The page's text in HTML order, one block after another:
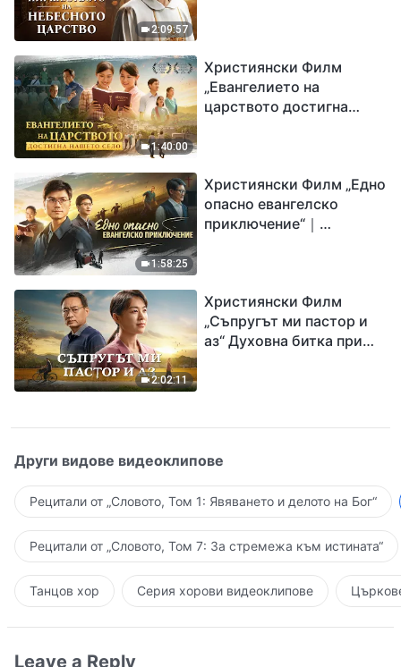
2:09:57
1:40:00
Християнски Филм
„Евангелието на
царството достигна
1:58:25
Християнски Филм „Едно
опасно евангелско
приключение“｜
Исус
2:02:11
Християнски Филм
„Съпругът ми пастор и
аз“ Духовна битка при
Други видове видеоклипове
Рецитали от „Словото, Том 1: Явяването и делото на Бог“
Рецитали от „Словото, Том 7: За стремежа към истината“
Танцов хор Серия хорови видеоклипове
Leave a Reply